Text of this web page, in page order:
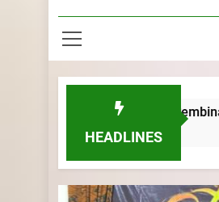
HEADLINES
Pembina Pramuka Mahir